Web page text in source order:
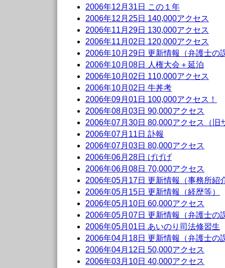
2006年12月31日 この１年
2006年12月25日 140,000アクセス
2006年11月29日 130,000アクセス
2006年11月02日 120,000アクセス
2006年10月29日 更新情報（弁護士の
2006年10月08日 人権大会＋延泊
2006年10月02日 110,000アクセス
2006年10月02日 牛丼考
2006年09月01日 100,000アクセス！
2006年08月03日 90,000アクセス
2006年07月30日 80,000アクセス（旧
2006年07月11日 訃報
2006年07月03日 80,000アクセス
2006年06月28日 げげげ
2006年06月08日 70,000アクセス
2006年05月17日 更新情報（事務所紹
2006年05月15日 更新情報（経歴等）
2006年05月10日 60,000アクセス
2006年05月07日 更新情報（弁護士の
2006年05月01日 あいのり司法修習生
2006年04月18日 更新情報（弁護士の
2006年04月12日 50,000アクセス
2006年03月10日 40,000アクセス